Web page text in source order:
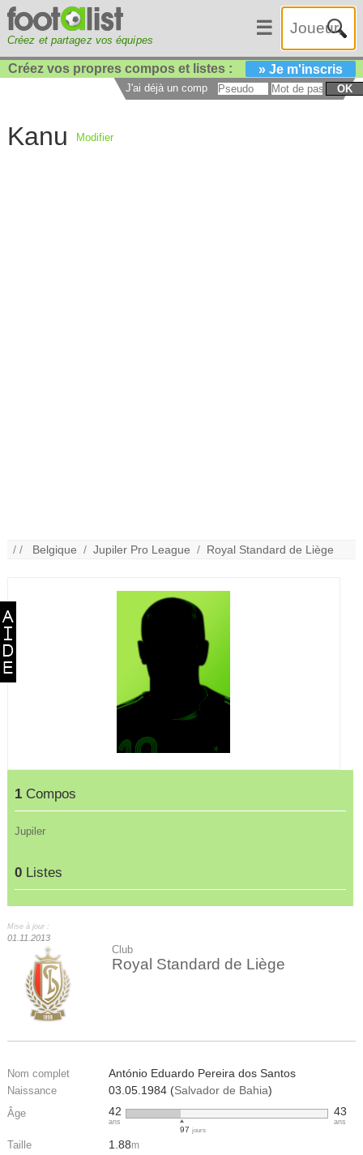
Créez et partagez vos équipes
☰
Créez vos propres compos et listes : » Je m'inscris
J'ai déjà un compte : OK
Kanu Modifier
/ / Belgique /Jupiler Pro League / Royal Standard de Liège
1 Compos
Jupiler
0 Listes
Mise à jour :
01.11.2013
Club
Royal Standard de Liège
Nom complet António Eduardo Pereira dos Santos
Naissance 03.05.1984 (Salvador de Bahia)
Âge 42
ans
97 jours
43
ans
Taille 1.88m